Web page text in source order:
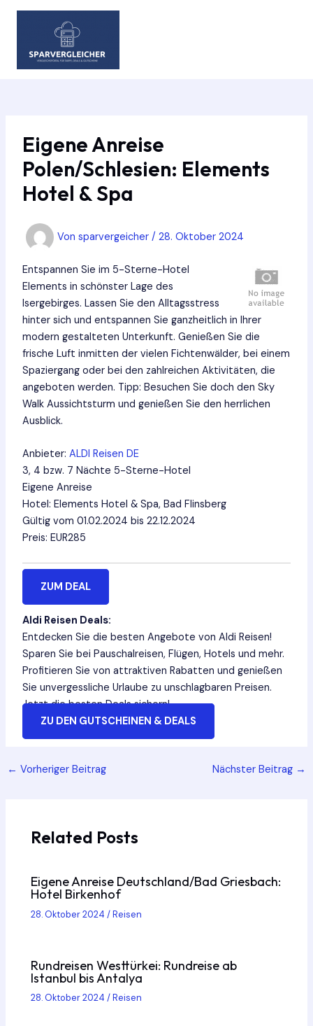
Zum
Eigene Anreise
Polen/Schlesien: Elements
Hotel & Spa
Von sparvergeicher / 28. Oktober 2024
Entspannen Sie im 5-Sterne-Hotel
Elements in schönster Lage des
Isergebirges. Lassen Sie den Alltagsstress
hinter sich und entspannen Sie ganzheitlich in Ihrer
modern gestalteten Unterkunft. Genießen Sie die
frische Luft inmitten der vielen Fichtenwälder, bei einem
Spaziergang oder bei den zahlreichen Aktivitäten, die
angeboten werden. Tipp: Besuchen Sie doch den Sky
Walk Aussichtsturm und genießen Sie den herrlichen
Ausblick.
Anbieter: ALDI Reisen DE
3, 4 bzw. 7 Nächte 5-Sterne-Hotel
Eigene Anreise
Hotel: Elements Hotel & Spa, Bad Flinsberg
Gültig vom 01.02.2024 bis 22.12.2024
Preis: EUR285
ZUM DEAL
Aldi Reisen Deals:
Entdecken Sie die besten Angebote von Aldi Reisen!
Sparen Sie bei Pauschalreisen, Flügen, Hotels und mehr.
Profitieren Sie von attraktiven Rabatten und genießen
Sie unvergessliche Urlaube zu unschlagbaren Preisen.
Jetzt die besten Deals sichern!
ZU DEN GUTSCHEINEN & DEALS
Post
← Vorheriger Beitrag Nächster Beitrag →
Related Posts
Eigene Anreise Deutschland/Bad Griesbach:
Hotel Birkenhof
28. Oktober 2024/Reisen
Rundreisen Westtürkei: Rundreise ab
Istanbul bis Antalya
28. Oktober 2024/Reisen